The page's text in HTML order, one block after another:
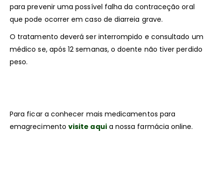
para prevenir uma possível falha da contraceção oral
que pode ocorrer em caso de diarreia grave.
O tratamento deverá ser interrompido e consultado um
médico se, após 12 semanas, o doente não tiver perdido
peso.
Para ficar a conhecer mais medicamentos para
emagrecimento visite aquia nossa farmácia online.